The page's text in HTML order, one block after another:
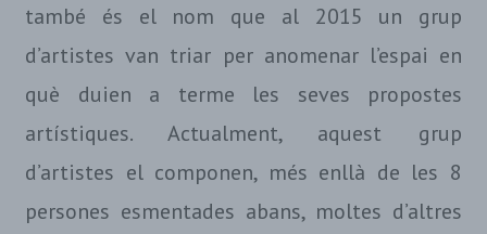
també és el nom que al 2015 un grup
d’artistes van triar per anomenar l’espai en
què duien a terme les seves propostes
artístiques. Actualment, aquest grup
d’artistes el componen, més enllà de les 8
persones esmentades abans, moltes d’altres